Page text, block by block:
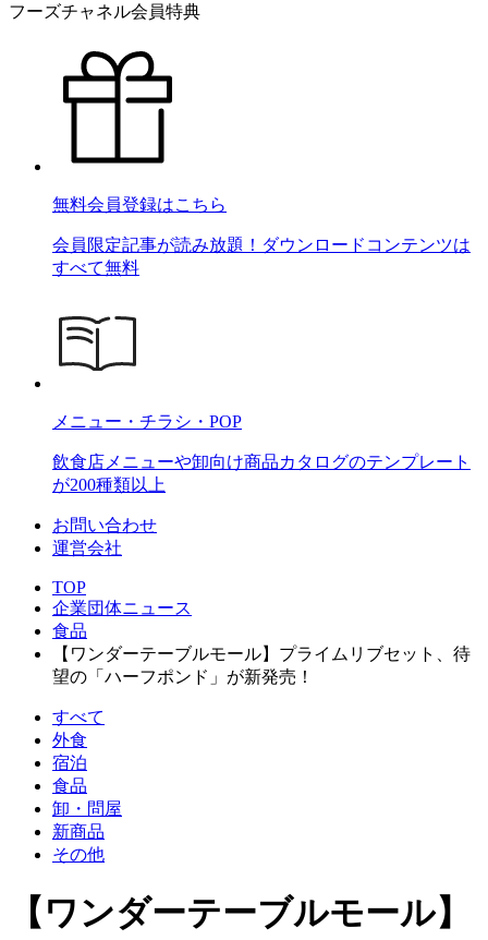
フーズチャネル会員特典
無料会員登録はこちら
会員限定記事が読み放題！ダウンロードコンテンツは
すべて無料
メニュー・チラシ・POP
飲食店メニューや卸向け商品カタログのテンプレート
が200種類以上
お問い合わせ
運営会社
TOP
企業団体ニュース
食品
【ワンダーテーブルモール】プライムリブセット、待
望の「ハーフポンド」が新発売！
すべて
外食
宿泊
食品
卸・問屋
新商品
その他
【ワンダーテーブルモール】